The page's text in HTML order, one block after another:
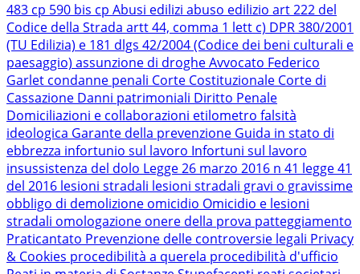
483 cp 590 bis cp Abusi edilizi abuso edilizio art 222 del
Codice della Strada artt 44, comma 1 lett c) DPR 380/2001
(TU Edilizia) e 181 dlgs 42/2004 (Codice dei beni culturali e
paesaggio) assunzione di drogheAvvocato Federico
Garlet condanne penali Corte Costituzionale Corte di
Cassazione Danni patrimoniali Diritto Penale
Domiciliazioni e collaborazioni etilometro falsità
ideologica Garante della prevenzione Guida in stato di
ebbrezza infortunio sul lavoro Infortuni sul lavoro
insussistenza del dolo Legge 26 marzo 2016 n 41 legge 41
del 2016 lesioni stradali lesioni stradali gravi o gravissime
obbligo di demolizione omicidio Omicidio e lesioni
stradali omologazione onere della prova patteggiamento
Praticantato Prevenzione delle controversie legali Privacy
& Cookies procedibilità a querela procedibilità d'ufficio